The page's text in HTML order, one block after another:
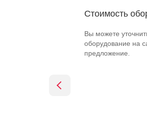
Стоимость
Вы можете
оборудование на
предложение.